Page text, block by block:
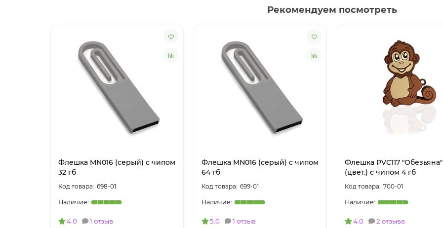
Рекомендуем посмотреть
Флешка MN016 (серый) с чипом
32 гб
698-01
4.0 1 отзыв
Флешка MN016 (серый) с чипом
64 гб
699-01
5.0 1 отзыв
Флешка PVC117 "Обезьяна"
(цвет.) с чипом 4 гб
700-01
4.0 2 отзыва